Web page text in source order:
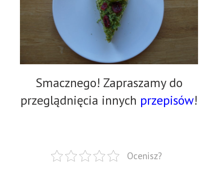
Smacznego! Zapraszamy do
przeglądnięcia innych przepisów!
Ocenisz?